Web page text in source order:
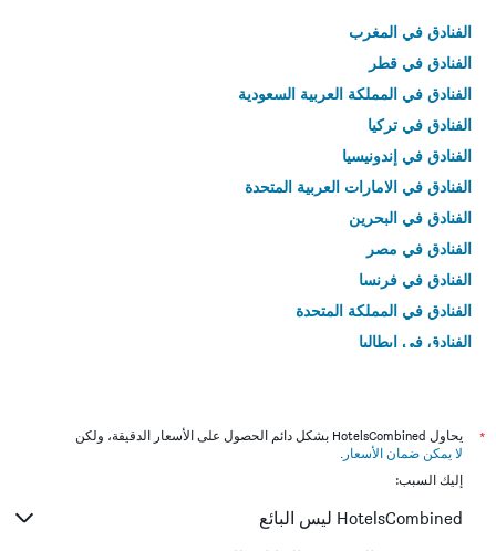
الفنادق في المغرب
الفنادق في قطر
الفنادق في المملكة العربية السعودية
الفنادق في تركيا
الفنادق في إندونيسيا
الفنادق في الامارات العربية المتحدة
الفنادق في البحرين
الفنادق في مصر
الفنادق في فرنسا
الفنادق في المملكة المتحدة
الفنادق في إيطاليا
*
يحاول HotelsCombined بشكل دائم الحصول على الأسعار الدقيقة، ولكن
لا يمكن ضمان الأسعار .
إليك السبب:
HotelsCombined ليس البائع